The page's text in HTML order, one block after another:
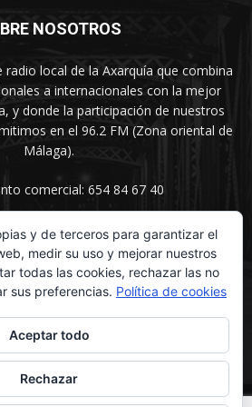
NOSOTROS
local de la Axarquía que combina
a internacionales con la mejor
y donde la participación de nuestros
en el 96.2 FM (Zona oriental de
Málaga).
comercial: 654 84 67 40
SÍGUENOS
y de terceros para garantizar el
medir su uso y mejorar nuestros
todas las cookies, rechazar las no
sus preferencias. Política de cookies
Aceptar todo
Rechazar